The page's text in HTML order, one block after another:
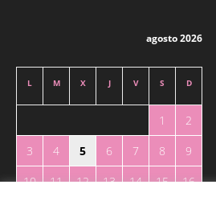
agosto 2026
L M X J V S D
1
2
3
4 5 6 7 8
9
10
11 12 13 14 15
16